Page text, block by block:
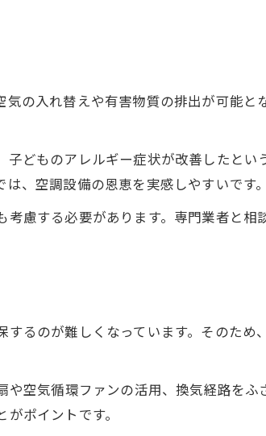
者おすすめの空気循環改善方法
の入れ替えや有害物質の排出が可能と
どものアレルギー症状が改善したと
、空調設備の恩恵を実感しやすいです。
慮する必要があります。専門業者と
るのが難しくなっています。そのた
空気循環ファンの活用、換気経路を
ポイントです。